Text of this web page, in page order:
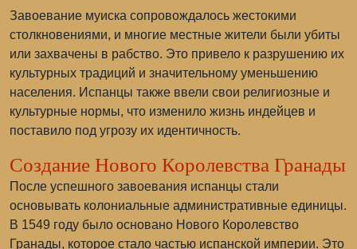
Завоевание муиска сопровождалось жестокими
столкновениями, и многие местные жители были убиты
или захвачены в рабство. Это привело к разрушению их
культурных традиций и значительному уменьшению
населения. Испанцы также ввели свои религиозные и
культурные нормы, что изменило жизнь индейцев и
поставило под угрозу их идентичность.
Создание Нового Королевства Гранады
После успешного завоевания испанцы стали
основывать колониальные административные единицы.
В 1549 году было основано Нового Королевство
Гранады, которое стало частью испанской империи. Это